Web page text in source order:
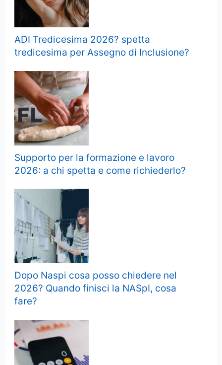
ADI Tredicesima 2026? spetta
tredicesima per Assegno di Inclusione?
Supporto per la formazione e lavoro
2026: a chi spetta e come richiederlo?
Dopo Naspi cosa posso chiedere nel
2026? Quando finisci la NASpI, cosa
fare?